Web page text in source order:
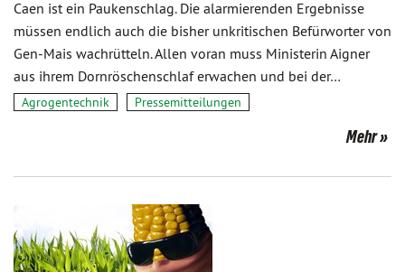
Caen ist ein Paukenschlag. Die alarmierenden Ergebnisse
müssen endlich auch die bisher unkritischen Befürworter von
Gen-Mais wachrütteln. Allen voran muss Ministerin Aigner
aus ihrem Dornröschenschlaf erwachen und bei der…
Agrogentechnik Pressemitteilungen
Mehr